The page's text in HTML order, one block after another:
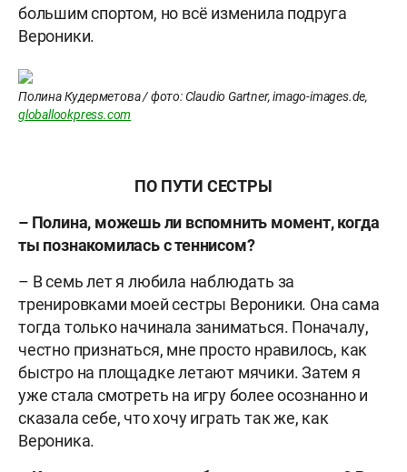
большим спортом, но всё изменила подруга
Вероники.
Полина Кудерметова / фото: Claudio Gartner, imago-images.de,
globallookpress.com
ПО ПУТИ СЕСТРЫ
– Полина, можешь ли вспомнить момент, когда
ты познакомилась с теннисом?
– В семь лет я любила наблюдать за
тренировками моей сестры Вероники. Она сама
тогда только начинала заниматься. Поначалу,
честно признаться, мне просто нравилось, как
быстро на площадке летают мячики. Затем я
уже стала смотреть на игру более осознанно и
сказала себе, что хочу играть так же, как
Вероника.